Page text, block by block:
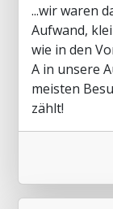
...wir waren
Aufwand,
wie in den
A in unsere
meisten
zählt!